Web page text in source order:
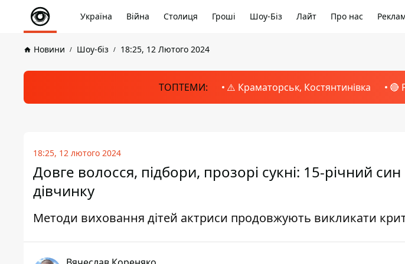
Україна Війна Столиця Гроші Шоу-Біз Лайт Про нас
Новини Шоу-біз 18:25, 12 Лютого 2024
ТОПТЕМИ: ⚠️ Краматорськ, Костянтинівка 🔴
18:25, 12 лютого 2024
Довге волосся, підбори, прозорі сукні: 15-річний
дівчинку
Методи виховання дітей актриси продовжують викликати